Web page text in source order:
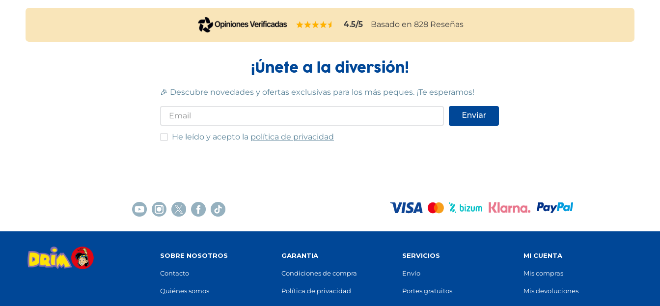
4.5/5 Basado en 828 Reseñas
¡Únete a la diversión!
🎉 Descubre novedades y ofertas exclusivas para los más peques. ¡Te esperamos!
Enviar
He leído y acepto las condiciones
He leído y acepto la política de privacidad
SOBRE NOSOTROS
Contacto
Quiénes somos
GARANTIA
Condiciones de compra
Política de privacidad
SERVICIOS
Envío
Portes gratuitos
MI CUENTA
Mis compras
Mis devoluciones